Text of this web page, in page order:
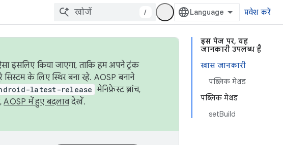
/ प्रवेश करें
इस पेज पर, यह
जानकारी उपलब्ध है
खास जानकारी
पब्लिक मेथड
पब्लिक मेथड
setBuild
इसलिए किया जाएगा, ताकि हम अपने ट्रंक
के लिए स्थिर बना रहे. AOSP बनाने
latest-release मेनिफ़ेस्ट ब्रांच,
AOSP में हुए बदलावदेखें.